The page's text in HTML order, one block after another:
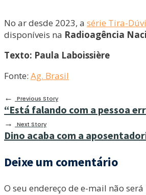
No ar desde 2023, a série Tira-
disponíveis na Radioagência
Texto: Paula Laboissière
Fonte: Ag. Brasil
←
Previous Story
“Está falando com a pessoa
→ Next Story
Dino acaba com a
Deixe um comentário
O seu endereço de e-mail não